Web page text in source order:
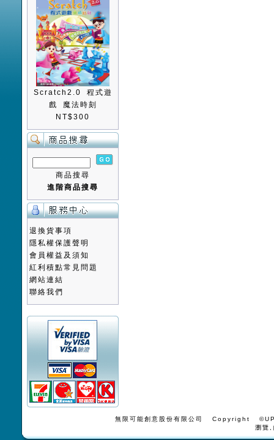
Scratch2.0 程式遊
戲 魔法時刻
NT$300
商品搜尋
進階商品搜尋
退換貨事項
隱私權保護聲明
會員權益及須知
紅利積點常見問題
網站連結
聯絡我們
無限可能創意股份有限公司 Copyright
瀏